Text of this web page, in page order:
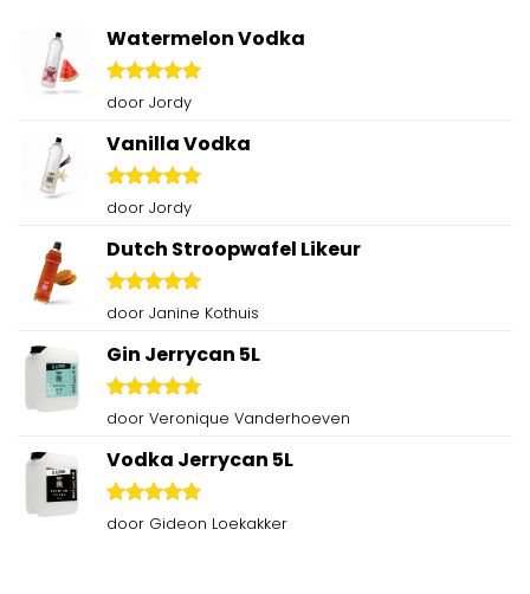
Watermelon Vodka
Gewaardeerd
door Jordy
Vanilla Vodka
Gewaardeerd
door Jordy
Dutch Stroopwafel Likeur
Gewaardeerd
door Janine Kothuis
Gin Jerrycan 5L
Gewaardeerd
door Veronique Vanderhoeven
Vodka Jerrycan 5L
Gewaardeerd
door Gideon Loekakker